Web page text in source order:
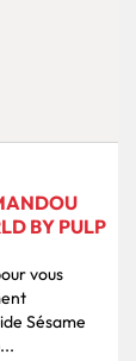
BY PULP
vous